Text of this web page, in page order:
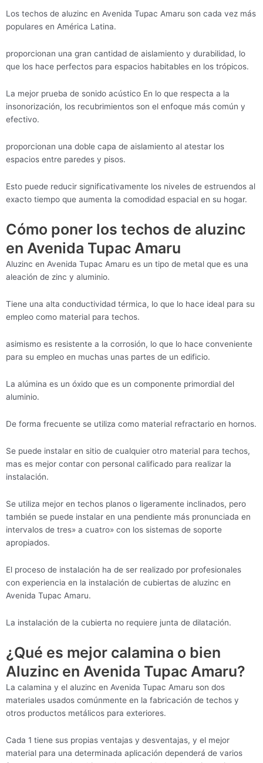
Los techos de aluzinc en Avenida Tupac Amaru son cada vez más
populares en América Latina.
proporcionan una gran cantidad de aislamiento y durabilidad, lo
que los hace perfectos para espacios habitables en los trópicos.
La mejor prueba de sonido acústico En lo que respecta a la
insonorización, los recubrimientos son el enfoque más común y
efectivo.
proporcionan una doble capa de aislamiento al atestar los
espacios entre paredes y pisos.
Esto puede reducir significativamente los niveles de estruendos al
exacto tiempo que aumenta la comodidad espacial en su hogar.
Cómo poner los techos de aluzinc
en Avenida Tupac Amaru
Aluzinc en Avenida Tupac Amaru es un tipo de metal que es una
aleación de zinc y aluminio.
Tiene una alta conductividad térmica, lo que lo hace ideal para su
empleo como material para techos.
asimismo es resistente a la corrosión, lo que lo hace conveniente
para su empleo en muchas unas partes de un edificio.
La alúmina es un óxido que es un componente primordial del
aluminio.
De forma frecuente se utiliza como material refractario en hornos.
Se puede instalar en sitio de cualquier otro material para techos,
mas es mejor contar con personal calificado para realizar la
instalación.
Se utiliza mejor en techos planos o ligeramente inclinados, pero
también se puede instalar en una pendiente más pronunciada en
intervalos de tres» a cuatro» con los sistemas de soporte
apropiados.
El proceso de instalación ha de ser realizado por profesionales
con experiencia en la instalación de cubiertas de aluzinc en
Avenida Tupac Amaru.
La instalación de la cubierta no requiere junta de dilatación.
¿Qué es mejor calamina o bien
Aluzinc en Avenida Tupac Amaru?
La calamina y el aluzinc en Avenida Tupac Amaru son dos
materiales usados comúnmente en la fabricación de techos y
otros productos metálicos para exteriores.
Cada 1 tiene sus propias ventajas y desventajas, y el mejor
material para una determinada aplicación dependerá de varios